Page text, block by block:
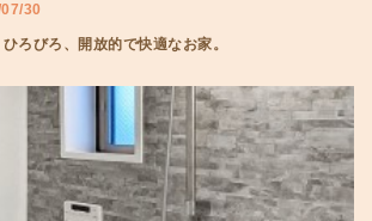
30
ろびろ、開放的で快適なお家。